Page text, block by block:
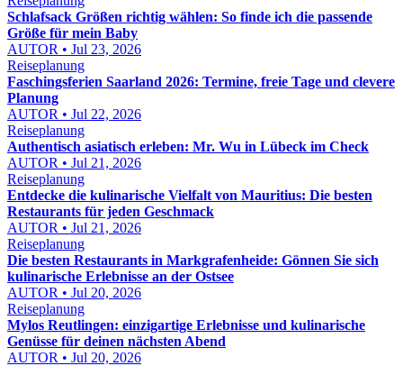
Schlafsack Größen richtig wählen: So finde ich die passende
Größe für mein Baby
AUTOR • Jul 23, 2026
Reiseplanung
Faschingsferien Saarland 2026: Termine, freie Tage und clevere
Planung
AUTOR • Jul 22, 2026
Reiseplanung
Authentisch asiatisch erleben: Mr. Wu in Lübeck im Check
AUTOR • Jul 21, 2026
Reiseplanung
Entdecke die kulinarische Vielfalt von Mauritius: Die besten
Restaurants für jeden Geschmack
AUTOR • Jul 21, 2026
Reiseplanung
Die besten Restaurants in Markgrafenheide: Gönnen Sie sich
kulinarische Erlebnisse an der Ostsee
AUTOR • Jul 20, 2026
Reiseplanung
Mylos Reutlingen: einzigartige Erlebnisse und kulinarische
Genüsse für deinen nächsten Abend
AUTOR • Jul 20, 2026